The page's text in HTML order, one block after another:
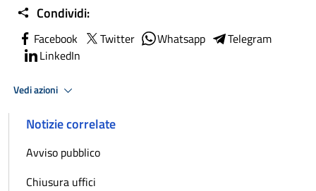
Condividi:
Facebook Twitter Whatsapp
Telegram
LinkedIn
Vedi azioni
Notizie correlate
Avviso pubblico
Chiusura uffici